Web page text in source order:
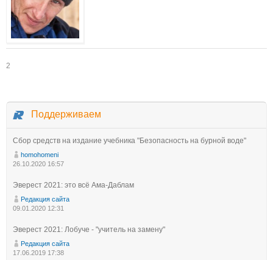
2
Поддерживаем
Сбор средств на издание учебника "Безопасность на бурной воде"
homohomeni
26.10.2020 16:57
Эверест 2021: это всё Ама-Даблам
Редакция сайта
09.01.2020 12:31
Эверест 2021: Лобуче - "учитель на замену"
Редакция сайта
17.06.2019 17:38